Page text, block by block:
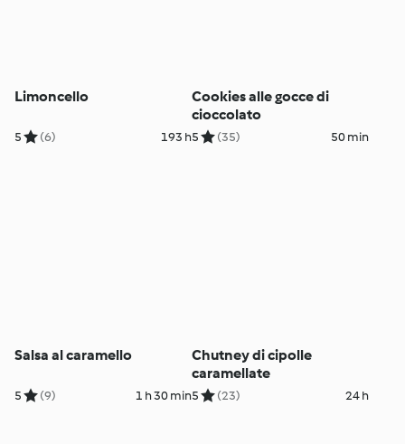
Limoncello
5 (6) 193 h
Cookies alle gocce di
cioccolato
5 (35) 50 min
Salsa al caramello
5 (9) 1 h 30 min
Chutney di cipolle
caramellate
5 (23) 24 h